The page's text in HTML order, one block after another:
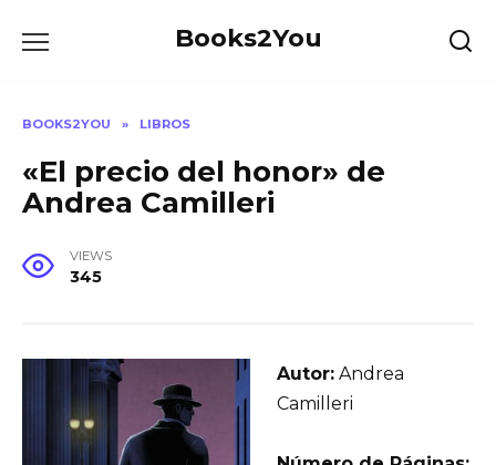
Books2You
BOOKS2YOU » LIBROS
«El precio del honor» de
Andrea Camilleri
VIEWS
345
Autor: Andrea
Camilleri